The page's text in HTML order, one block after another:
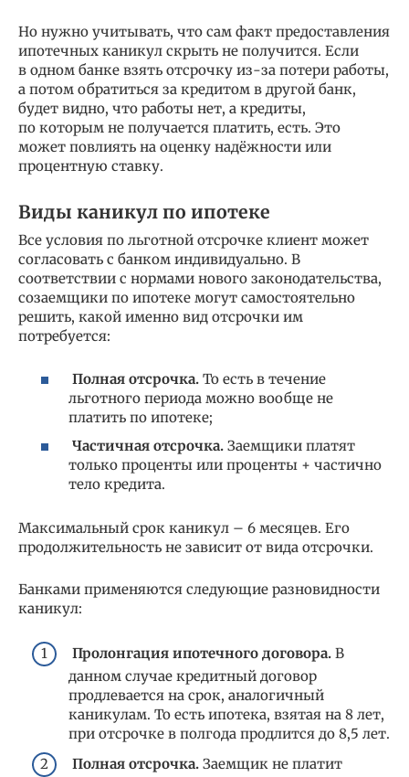
Но нужно учитывать, что сам факт предоставления
ипотечных каникул скрыть не получится. Если
в одном банке взять отсрочку из-за потери работы,
а потом обратиться за кредитом в другой банк,
будет видно, что работы нет, а кредиты,
по которым не получается платить, есть. Это
может повлиять на оценку надёжности или
процентную ставку.
Виды каникул по ипотеке
Все условия по льготной отсрочке клиент может
согласовать с банком индивидуально. В
соответствии с нормами нового законодательства,
созаемщики по ипотеке могут самостоятельно
решить, какой именно вид отсрочки им
потребуется:
Полная отсрочка. То есть в течение
льготного периода можно вообще не
платить по ипотеке;
Частичная отсрочка. Заемщики платят
только проценты или проценты + частично
тело кредита.
Максимальный срок каникул – 6 месяцев. Его
продолжительность не зависит от вида отсрочки.
Банками применяются следующие разновидности
каникул:
Пролонгация ипотечного договора. В
данном случае кредитный договор
продлевается на срок, аналогичный
каникулам. То есть ипотека, взятая на 8 лет,
при отсрочке в полгода продлится до 8,5 лет.
Полная отсрочка. Заемщик не платит